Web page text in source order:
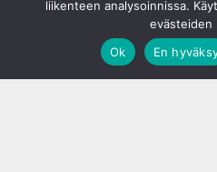
liikenteen analysoinnissa.
evästeiden
Ok
En